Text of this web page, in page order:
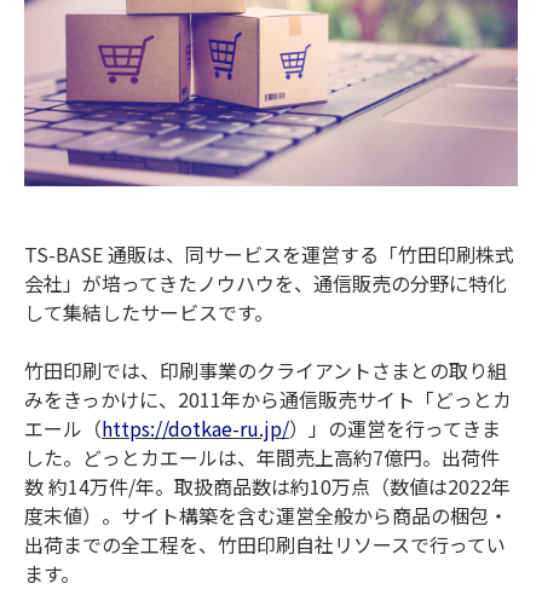
TS-BASE 通販は、同サービスを運営する「竹田印刷株式
会社」が培ってきたノウハウを、通信販売の分野に特化
して集結したサービスです。
竹田印刷では、印刷事業のクライアントさまとの取り組
みをきっかけに、2011年から通信販売サイト「どっとカ
エール（https://dotkae-ru.jp/）」の運営を行ってきま
した。どっとカエールは、年間売上高約7億円。出荷件
数 約14万件/年。取扱商品数は約10万点（数値は2022年
度末値）。サイト構築を含む運営全般から商品の梱包・
出荷までの全工程を、竹田印刷自社リソースで行ってい
ます。